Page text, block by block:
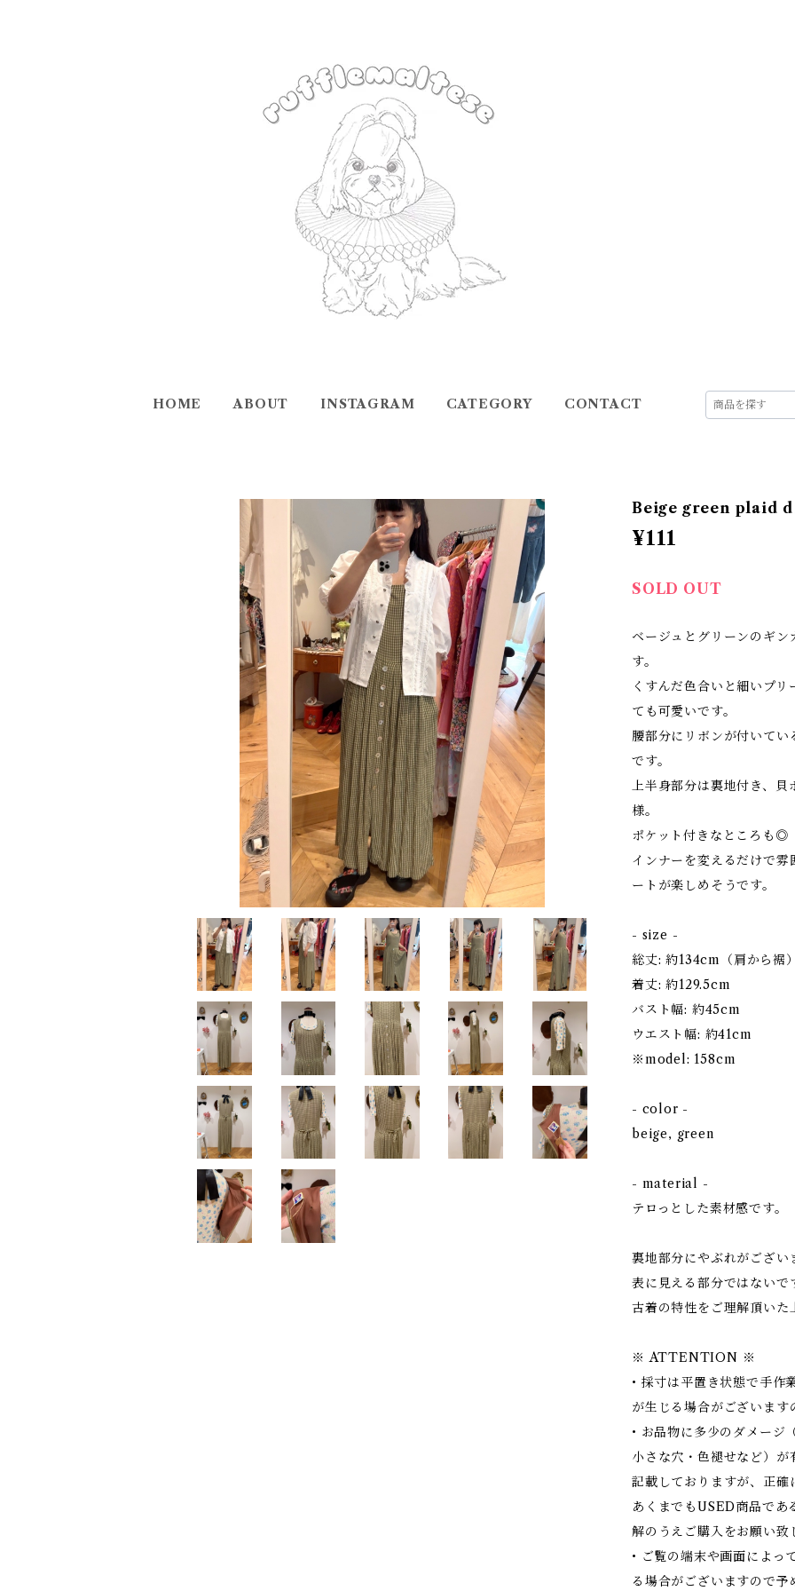
HOME ABOUT INSTAGRAM CATEGORY CONTACT
Beige green plaid
¥111
SOLD OUT
ベージュとグリーンのギン
す。
くすんだ色合いと細いプ
ても可愛いです。
腰部分にリボンが付いて
です。
上半身部分は裏地付き、貝
様。
ポケット付きなところも◎
インナーを変えるだけで
ートが楽しめそうです。
- size -
総丈: 約134cm（肩から裾）
着丈: 約129.5cm
バスト幅: 約45cm
ウエスト幅: 約41cm
※model: 158cm
- color -
beige, green
- material -
テロっとした素材感です。
裏地部分にやぶれがござい
表に見える部分ではないで
古着の特性をご理解頂いた
※ ATTENTION ※
• 採寸は平置き状態で手作
が生じる場合がございます
• お品物に多少のダメージ
小さな穴・色褪せなど）
記載しておりますが、正確
あくまでもUSED商品であ
解のうえご購入をお願い致
• ご覧の端末や画面によっ
る場合がございますので予